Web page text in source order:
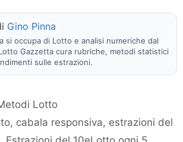
Gino Pinna
si occupa di Lotto e analisi numeriche dal
Gazzetta cura rubriche, metodi statistici
sulle estrazioni.
Lotto
, cabala responsiva, estrazioni del